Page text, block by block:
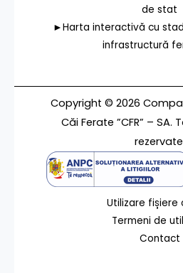
de stat
►Harta interactivă cu
infrastructură
Copyright © 2026
Căi Ferate ”CFR” – SA.
Utilizare fișiere
Termeni de
Contact